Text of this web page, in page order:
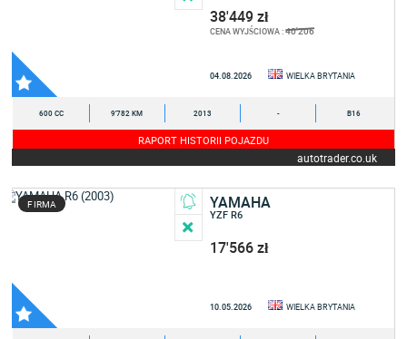
38'449 zł
CENA WYJŚCIOWA :40'206
04.08.2026 WIELKA BRYTANIA
600 CC 9'782 KM 2013 - B16
RAPORT HISTORII POJAZDU
autotrader.co.uk
FIRMA YAMAHA
YZF R6
17'566 zł
10.05.2026 WIELKA BRYTANIA